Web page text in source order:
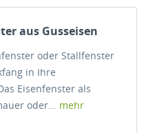
aus Gusseisen
oder Stallfenster
in Ihre
Eisenfenster als
oder... mehr